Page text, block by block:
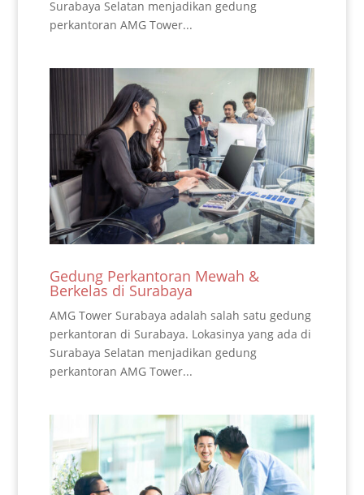
Surabaya Selatan menjadikan gedung
perkantoran AMG Tower...
Gedung Perkantoran Mewah &
Berkelas di Surabaya
AMG Tower Surabaya adalah salah satu gedung
perkantoran di Surabaya. Lokasinya yang ada di
Surabaya Selatan menjadikan gedung
perkantoran AMG Tower...